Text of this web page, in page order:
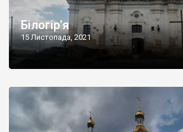
Білогір’я
15 Листопада, 2021